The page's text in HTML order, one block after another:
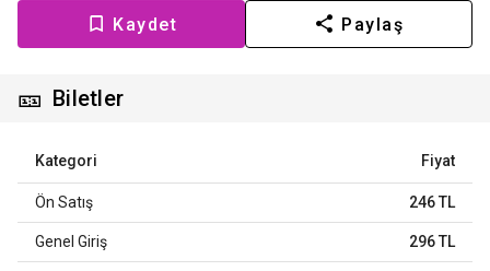
Kaydet Paylaş
🎫 Biletler
Kategori Fiyat
Ön Satış 246 TL
Genel Giriş 296 TL